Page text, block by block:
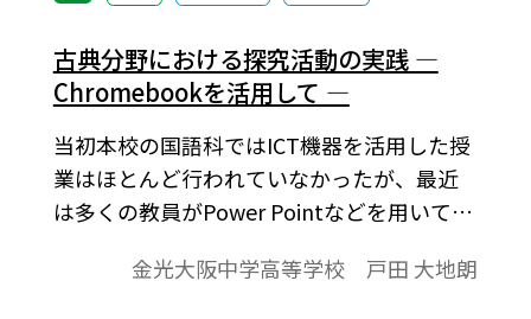
古典分野における探究活動の実践 ―
Chromebookを活用して ―
当初本校の国語科ではICT機器を活用した授
業はほとんど行われていなかったが、最近
は多くの教員がPower Pointなどを用いて授
ナ禍のもとオンライン授業や動画配信が必
金光大阪中学高等学校 戸田 大地朗